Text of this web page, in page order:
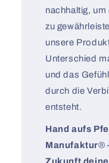
nachhaltig,
zu
unsere
Unterschied
und das
durch die
entsteht.
Hand aufs
Manufaktur®